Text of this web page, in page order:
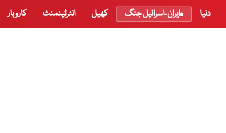
دنیا ایران-اسرائیل جنگ کھیل انٹرٹینمنٹ کاروبار